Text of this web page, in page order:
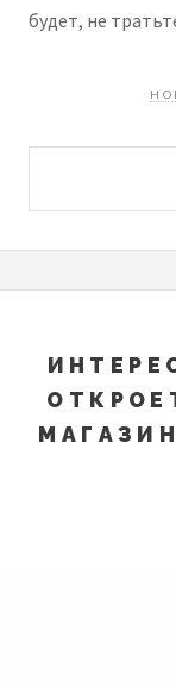
будет, не